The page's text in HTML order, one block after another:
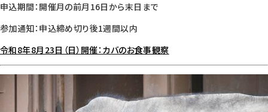
申込期間：開催月の前月16日から末日まで
参加通知：申込締め切り後1週間以内
令和8年8月23日（日）開催：カバのお食事観察